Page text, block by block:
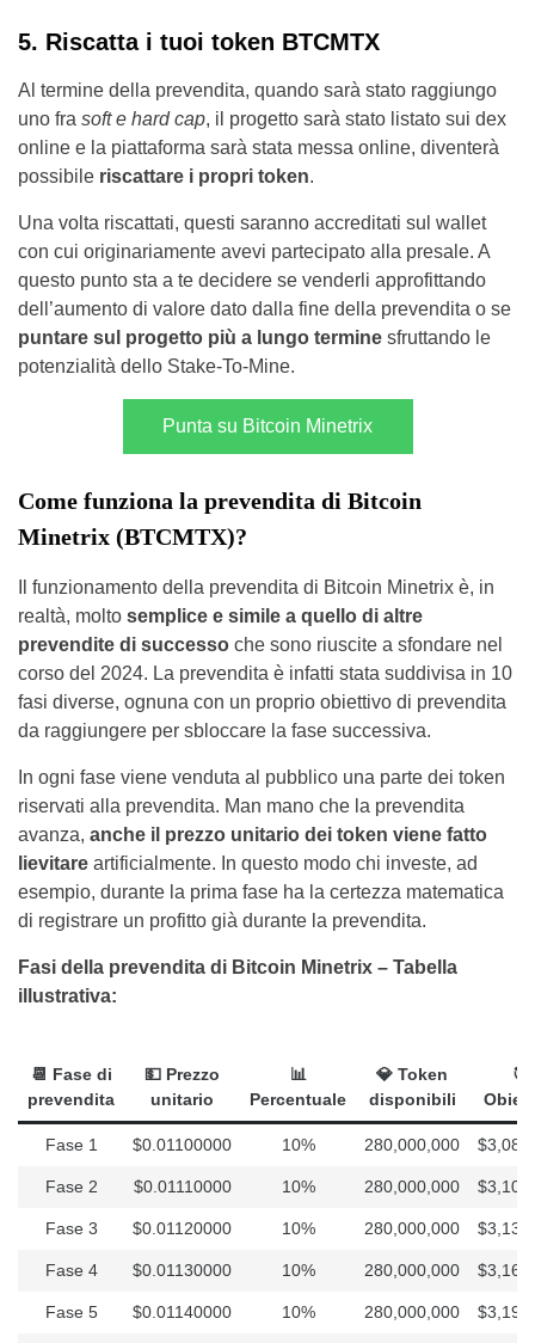
5. Riscatta i tuoi token BTCMTX
Al termine della prevendita, quando sarà stato raggiungo
uno fra soft e hard cap, il progetto sarà stato listato sui dex
online e la piattaforma sarà stata messa online, diventerà
possibile riscattare i propri token.
Una volta riscattati, questi saranno accreditati sul wallet
con cui originariamente avevi partecipato alla presale. A
questo punto sta a te decidere se venderli approfittando
dell’aumento di valore dato dalla fine della prevendita o se
puntare sul progetto più a lungo termine sfruttando le
potenzialità dello Stake-To-Mine.
Punta su Bitcoin Minetrix
Come funziona la prevendita di Bitcoin
Minetrix (BTCMTX)?
Il funzionamento della prevendita di Bitcoin Minetrix è, in
realtà, molto semplice e simile a quello di altre
prevendite di successo che sono riuscite a sfondare nel
corso del 2024. La prevendita è infatti stata suddivisa in 10
fasi diverse, ognuna con un proprio obiettivo di prevendita
da raggiungere per sbloccare la fase successiva.
In ogni fase viene venduta al pubblico una parte dei token
riservati alla prevendita. Man mano che la prevendita
avanza, anche il prezzo unitario dei token viene fatto
lievitare artificialmente. In questo modo chi investe, ad
esempio, durante la prima fase ha la certezza matematica
di registrare un profitto già durante la prevendita.
Fasi della prevendita di Bitcoin Minetrix – Tabella
illustrativa:
📆 Fase di
prevendita
💵 Prezzo
unitario
📊
Percentuale
💎 Token
disponibili
🎯
Fase 1 $0.01100000 10% 280,000,000
Fase 2 $0.01110000 10% 280,000,000
Fase 3 $0.01120000 10% 280,000,000
Fase 4 $0.01130000 10% 280,000,000
Fase 5 $0.01140000 10% 280,000,000